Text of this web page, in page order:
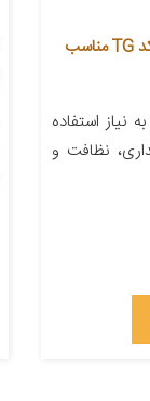
کفپوش سه بعدی خودرو پانیذ کد TG مناسب
نیاز استفاده
نظافت و